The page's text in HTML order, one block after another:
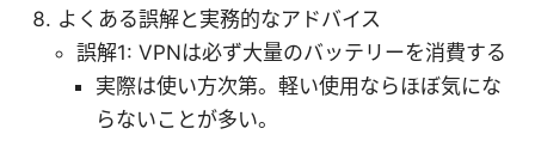
よくある誤解と実務的なアドバイス
誤解1: VPNは必ず大量のバッテリーを消費する
実際は使い方次第。軽い使用ならほぼ気にな
らないことが多い。